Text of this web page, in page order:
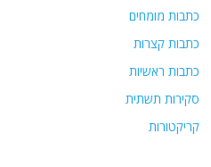
כתבות מומחים
כתבות קצרות
כתבות ראשיות
סקירות תשתית
קריקטורות